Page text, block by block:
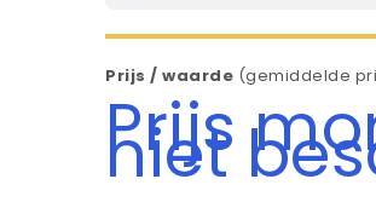
Prijs / waarde (gemiddelde
Prijs
niet